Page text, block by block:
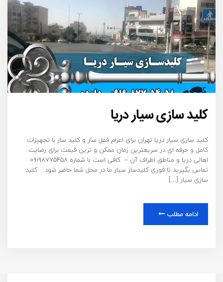
کلید سازی سیار دریا
کلید سازی سیار دریا تهران برای اعزام قفل ساز و کلید ساز با تجهیزات
کامل و حرفه ای در سریعترین زمان ممکن و ترین قیمت برای رضایت
اهالی دریا و مناطق اطراف آن – کافی است با شماره ۰۹۱۹۸۷۷۵۴۵۸
تماس بگیرید تا فوری کلیدساز سیار ما در محل شما حاضر شود. کلید
سازی سیار […]
ادامه مطلب